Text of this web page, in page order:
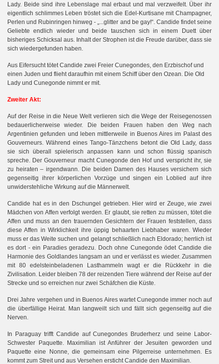
Lady. Beide sind ihre Lebenslage mal erbaut und mal verzweifelt. Über ihr
eigentlich schlimmes Leben tröstet sich die Edel-Kurtisane mit Champagner,
Perlen und Rubinringen hinweg - „...glitter and be gay!“. Candide findet seine
Geliebte endlich wieder und beide tauschen sich in einem Duett über
bisheriges Schicksal aus. Inhalt der Strophen ist die Freude darüber, dass sie
sich wiedergefunden haben.
Aus Eifersucht tötet Candide zwei Freier Cunegondes, den Erzbischof und
einen Juden und flieht daraufhin mit einem Schiff über den Ozean. Die Old
Lady und Cunegonde nimmt er mit.
Zweiter Akt:
Auf der Reise in die Neue Welt verlieren sich die Wege der Reisegenossen
bedauerlicherweise wieder. Die beiden Frauen haben den Weg nach
Argentinien gefunden und leben mittlerweile in Buenos Aires im Palast des
Gouverneurs. Während eines Tango-Tänzchens betont die Old Lady, dass
sie sich überall spielerisch anpassen kann und schon flüssig spanisch
spreche. Der Gouverneur macht Cunegonde den Hof und verspricht ihr, sie
zu heiraten – irgendwann. Die beiden Damen des Hauses versichern sich
gegenseitig ihrer körperlichen Vorzüge und singen ein Loblied auf ihre
unwiderstehliche Wirkung auf die Männerwelt.
Candide hat es in den Dschungel getrieben. Hier wird er Zeuge, wie zwei
Mädchen von Affen verfolgt werden. Er glaubt, sie retten zu müssen, tötet die
Affen und muss an den trauernden Gesichtern der Frauen feststellen, dass
diese Affen in Wirklichkeit ihre üppig behaarten Liebhaber waren. Wieder
muss er das Weite suchen und gelangt schließlich nach Eldorado; herrlich ist
es dort - ein Paradies geradezu. Doch ohne Cunegonde ödet Candide die
Harmonie des Goldlandes langsam an und er verlässt es wieder. Zusammen
mit 80 edelsteinbeladenen Lasthammeln wagt er die Rückkehr in die
Zivilisation. Leider bleiben 78 der reizenden Tiere während der Reise auf der
Strecke und so erreichen nur zwei Schäfchen die Küste.
Drei Jahre vergehen und in Buenos Aires wartet Cunegonde immer noch auf
die überfällige Heirat. Man langweilt sich und fällt sich gegenseitig auf die
Nerven.
In Paraguay trifft Candide auf Cunegondes Bruderherz und seine Labor-
Schwester Paquette. Maximilian ist Anführer der Jesuiten geworden und
Paquette eine Nonne, die gemeinsam eine Pilgerreise unternehmen. Es
kommt zum Streit und aus Versehen ersticht Candide den Maximilian.